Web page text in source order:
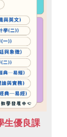
生優良課